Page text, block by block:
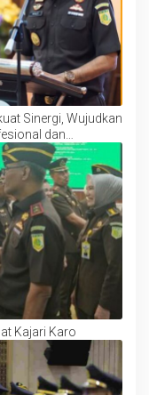
Sinergi, Wujudkan
dan
Kajari Karo